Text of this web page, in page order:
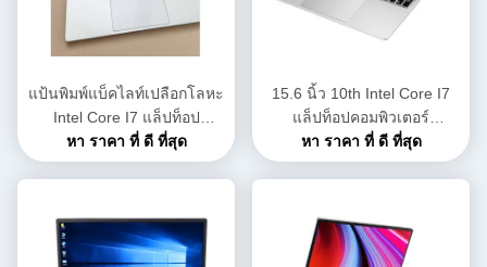
แป้นพิมพ์แบ็คไลท์เปลือกโลหะ
Intel Core I7 แล็ปท็อป
คอมพิวเตอร์โน้ตบุ๊ก 4500U
หา ราคา ที่ ดี ที่สุด
15.6 นิ้ว 10th Intel Core I7
แล็ปท็อปคอมพิวเตอร์
DDR16GB SSD 512GB i7
processor pc
หา ราคา ที่ ดี ที่สุด